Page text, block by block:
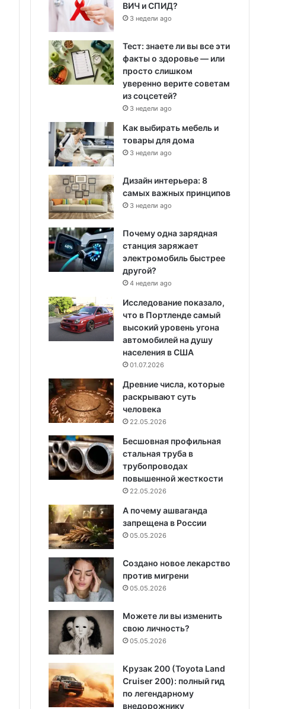
ВИЧ и СПИД?
3 недели ago
Тест: знаете ли вы все эти
факты о здоровье — или
просто слишком
уверенно верите советам
из соцсетей?
3 недели ago
Как выбирать мебель и
товары для дома
3 недели ago
Дизайн интерьера: 8
самых важных принципов
3 недели ago
Почему одна зарядная
станция заряжает
электромобиль быстрее
другой?
4 недели ago
Исследование показало,
что в Портленде самый
высокий уровень угона
автомобилей на душу
населения в США
01.07.2026
Древние числа, которые
раскрывают суть
человека
22.05.2026
Бесшовная профильная
стальная труба в
трубопроводах
повышенной жесткости
22.05.2026
А почему ашваганда
запрещена в России
05.05.2026
Создано новое лекарство
против мигрени
05.05.2026
Можете ли вы изменить
свою личность?
05.05.2026
Крузак 200 (Toyota Land
Cruiser 200): полный гид
по легендарному
внедорожнику